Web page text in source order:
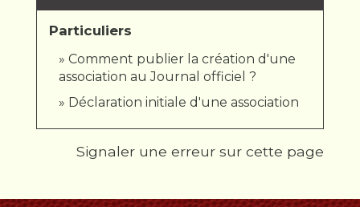
Particuliers
Comment publier la création d'une
association au Journal officiel ?
Déclaration initiale d'une association
Signaler une erreur sur cette page